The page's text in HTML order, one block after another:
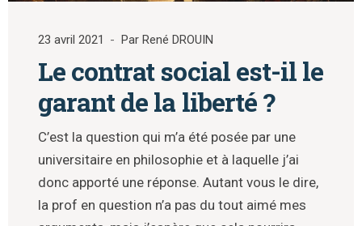
23 avril 2021 Par René DROUIN
Le contrat social est-il le
garant de la liberté ?
C’est la question qui m’a été posée par une
universitaire en philosophie et à laquelle j’ai
donc apporté une réponse. Autant vous le dire,
la prof en question n’a pas du tout aimé mes